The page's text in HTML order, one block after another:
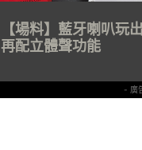
【場料】藍牙喇叭
再配立體聲功能
- 廣